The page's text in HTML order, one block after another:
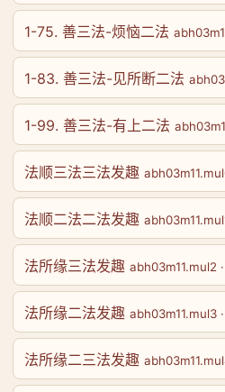
1-75. 善三法-烦恼二法
1-83. 善三法-见所断二法
1-99. 善三法-有上二法
法顺三法三法发趣
法顺二法二法发趣
法所缘三法发趣 abh03m11.mul2
法所缘二法发趣 abh03m11.mul3
法所缘二三法发趣